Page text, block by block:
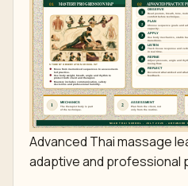
Advanced Thai massage
adaptive and professional